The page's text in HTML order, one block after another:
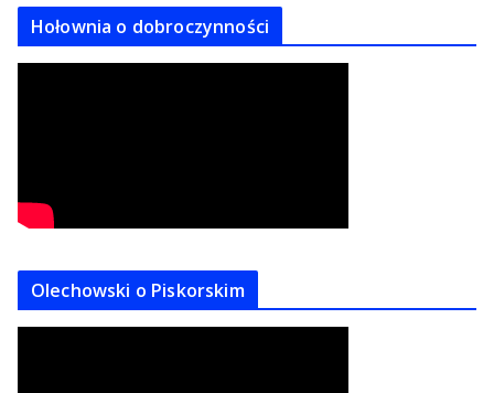
Hołownia o dobroczynności
Olechowski o Piskorskim